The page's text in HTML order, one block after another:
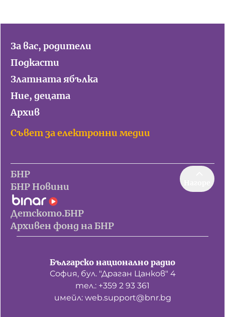
За вас, родители
Подкасти
Златната ябълка
Ние, децата
Архив
Съвет за електронни медии
БНР
БНР Новини
Детското.БНР
Архивен фонд на БНР
Българско национално радио
София, бул. "Драган Цанков" 4
тел.: +359 2 93 361
имейл: web.support@bnr.bg